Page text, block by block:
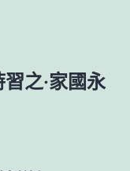
之·家國永